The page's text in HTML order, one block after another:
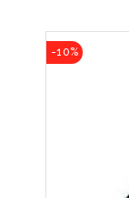
-10%